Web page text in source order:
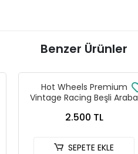
Benzer Ürünler
Hot Wheels Premium
Vintage Racing Beşli Araba
2.500 TL
SEPETE EKLE